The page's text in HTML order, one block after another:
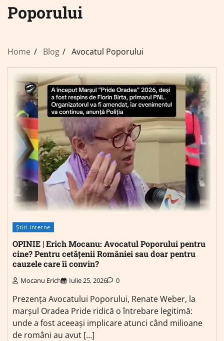
Poporului
Home Blog Avocatul Poporului
Știri Interne
OPINIE | Erich Mocanu: Avocatul Poporului pentru
cine? Pentru cetățenii României sau doar pentru
cauzele care îi convin?
Mocanu Erich Iulie 25, 2026 0
Prezența Avocatului Poporului, Renate Weber, la
marșul Oradea Pride ridică o întrebare legitimă:
unde a fost aceeași implicare atunci când milioane
de români au avut […]